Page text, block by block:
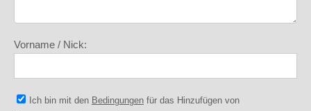
Vorname / Nick:
Ich bin mit den Bedingungen für das Hinzufügen von